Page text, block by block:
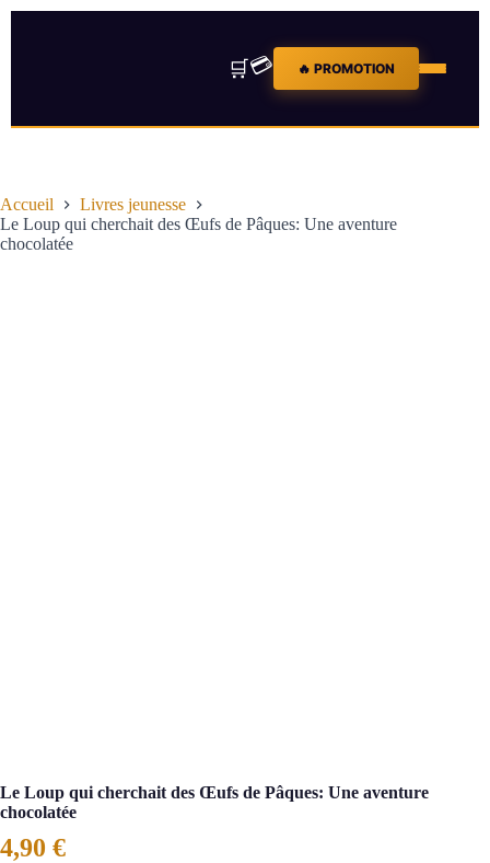
🛒💳 🔥 PROMOTION
Accueil
Livres jeunesse
Le Loup qui cherchait des Œufs de Pâques: Une aventure
chocolatée
Le Loup qui cherchait des Œufs de Pâques: Une aventure
chocolatée
4,90 €